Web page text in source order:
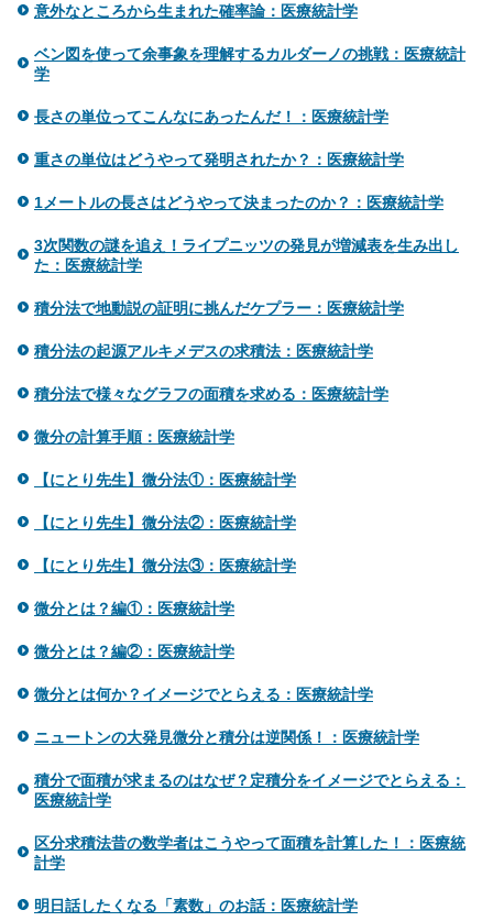
意外なところから生まれた確率論：医療統計学
ベン図を使って余事象を理解するカルダーノの挑戦：医療統計
学
長さの単位ってこんなにあったんだ！：医療統計学
重さの単位はどうやって発明されたか？：医療統計学
1メートルの長さはどうやって決まったのか？：医療統計学
3次関数の謎を追え！ライプニッツの発見が増減表を生み出し
た：医療統計学
積分法で地動説の証明に挑んだケプラー：医療統計学
積分法の起源アルキメデスの求積法：医療統計学
積分法で様々なグラフの面積を求める：医療統計学
微分の計算手順：医療統計学
【にとり先生】微分法①：医療統計学
【にとり先生】微分法②：医療統計学
【にとり先生】微分法③：医療統計学
微分とは？編①：医療統計学
微分とは？編②：医療統計学
微分とは何か？イメージでとらえる：医療統計学
ニュートンの大発見微分と積分は逆関係！：医療統計学
積分で面積が求まるのはなぜ？定積分をイメージでとらえる：
医療統計学
区分求積法昔の数学者はこうやって面積を計算した！：医療統
計学
明日話したくなる「素数」のお話：医療統計学